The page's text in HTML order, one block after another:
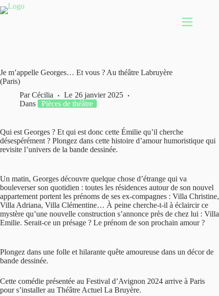
Passer
au
Je m’appelle Georges… Et vous ? Au théâtre Labruyère
(Paris)
Par Cécilia Le 26 janvier 2025
Dans
Pièces de théâtre
Qui est Georges ? Et qui est donc cette Émilie qu’il cherche
désespérément ? Plongez dans cette histoire d’amour humoristique qui
revisite l’univers de la bande dessinée.
Un matin, Georges découvre quelque chose d’étrange qui va
bouleverser son quotidien : toutes les résidences autour de son nouvel
appartement portent les prénoms de ses ex-compagnes : Villa Christine,
Villa Adriana, Villa Clémentine… À peine cherche-t-il à éclaircir ce
mystère qu’une nouvelle construction s’annonce près de chez lui : Villa
Emilie. Serait-ce un présage ? Le prénom de son prochain amour ?
Plongez dans une folle et hilarante quête amoureuse dans un décor de
bande dessinée.
Cette comédie présentée au Festival d’Avignon 2024 arrive à Paris
pour s’installer au Théâtre Actuel La Bruyère.